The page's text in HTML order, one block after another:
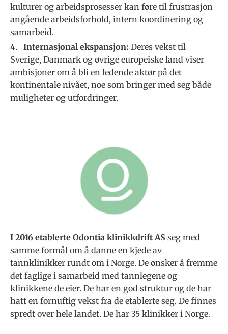
kulturer og arbeidsprosesser kan føre til frustrasjon
angående arbeidsforhold, intern koordinering og
samarbeid.
Internasjonal ekspansjon: Deres vekst til
Sverige, Danmark og øvrige europeiske land viser
ambisjoner om å bli en ledende aktør på det
kontinentale nivået, noe som bringer med seg både
muligheter og utfordringer.
I 2016 etablerte Odontia klinikkdrift AS seg med
samme formål om å danne en kjede av
tannklinikker rundt om i Norge. De ønsker å fremme
det faglige i samarbeid med tannlegene og
klinikkene de eier. De har en god struktur og de har
hatt en fornuftig vekst fra de etablerte seg. De finnes
spredt over hele landet. De har 35 klinikker i Norge.